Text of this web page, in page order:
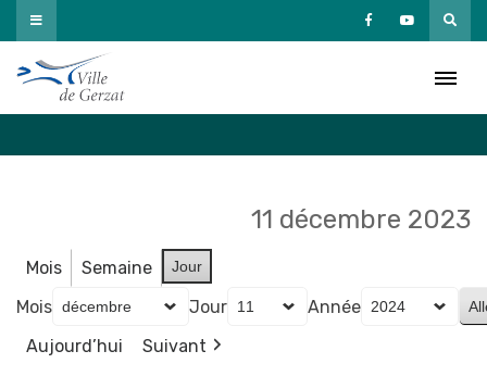
Passer
au
contenu
11 décembre 2023
Mois Semaine Jour
Mois Jour
Année
Aujourd’hui
Suivant